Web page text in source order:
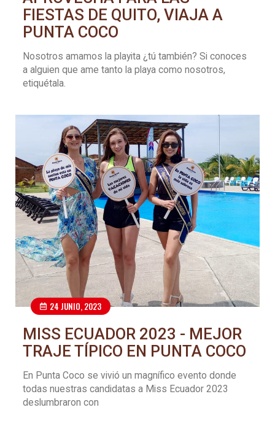
FIESTAS DE QUITO, VIAJA A
PUNTA COCO
Nosotros amamos la playita ¿tú también? Si conoces
a alguien que ame tanto la playa como nosotros,
etiquétala.
24 JUNIO, 2023
MISS ECUADOR 2023 - MEJOR
TRAJE TÍPICO EN PUNTA COCO
En Punta Coco se vivió un magnífico evento donde
todas nuestras candidatas a Miss Ecuador 2023
deslumbraron con